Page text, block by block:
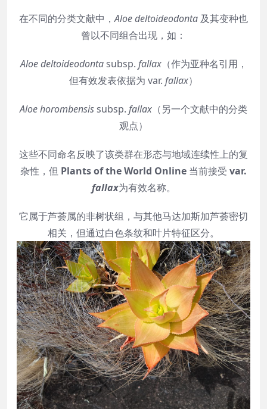
在不同的分类文献中，Aloe deltoideodonta 及其变种也
曾以不同组合出现，如：
Aloe deltoideodontasubsp. fallax（作为亚种名引用，
但有效发表依据为 var. fallax）
Aloe horombensissubsp. fallax （另一个文献中的分类
观点）
这些不同命名反映了该类群在形态与地域连续性上的复
杂性，但 Plants of the World Online 当前接受 var.
fallax为有效名称。
它属于芦荟属的非树状组，与其他马达加斯加芦荟密切
相关，但通过白色条纹和叶片特征区分。